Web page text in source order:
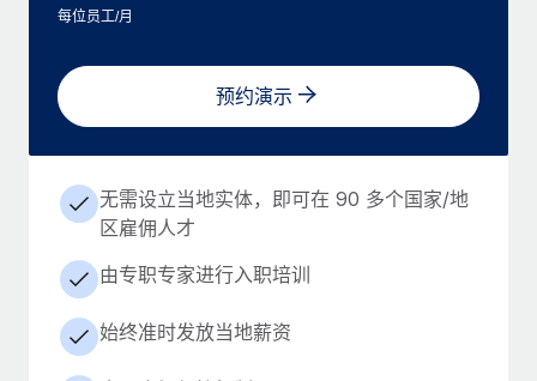
每位员工/月
预约演示
无需设立当地实体，即可在 90 多个国家/地
区雇佣人才
由专职专家进行入职培训
始终准时发放当地薪资